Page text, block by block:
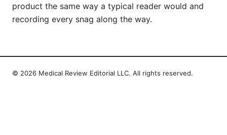
product the same way a typical reader would and
recording every snag along the way.
© 2026 Medical Review Editorial LLC. All rights reserved.